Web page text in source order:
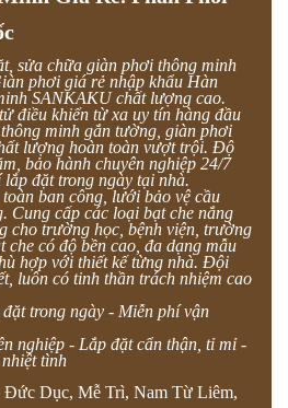
sửa chữa giàn phơi thông minh
phơi giá rẻ nhập khẩu Hàn
SANKAKU chất lượng cao.
điều khiển từ xa uy tín hàng đầu
minh gắn tường, giàn phơi
lượng hoàn toàn vượt trội. Độ
bảo hành chuyên nghiệp 24/7
đặt trong ngày tại nhà.
ban công, lưới bảo vệ cầu
Cung cấp các loại bạt che nắng
cho trường học, bệnh viện, trường
che có độ bền cao, đa dạng mẫu
hợp với thiết kế từng nhà. Đội
luôn có tinh thần trách nhiệm cao
trong ngày - Miễn phí vận
nghiệp - Lắp đặt cẩn thận, tỉ mỉ -
tình
Đức Dục, Mễ Trì, Nam Từ Liêm,